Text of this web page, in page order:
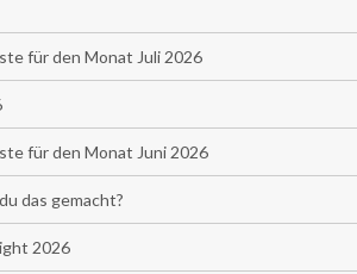
für den Monat Juli 2026
für den Monat Juni 2026
das gemacht?
2026